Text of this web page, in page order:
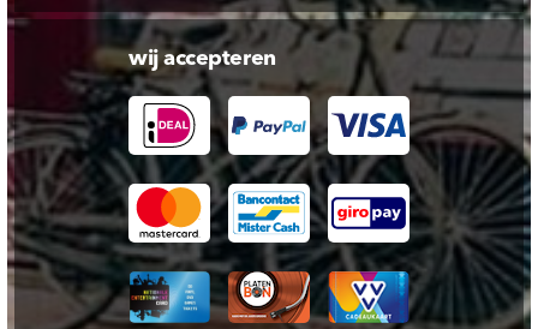
wij accepteren